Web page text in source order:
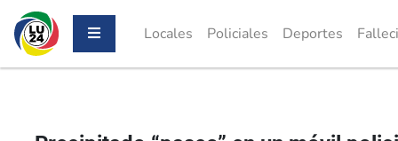
Locales Policiales Deportes